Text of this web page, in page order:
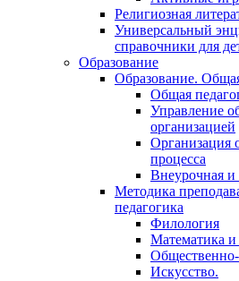
Религиозная
Универсальный
справочники для
Образование
Образование.
Общая
Управление
организацией
Организация
процесса
Внеурочная и
Методика
педагогика
Филология
Математика
Искусство.